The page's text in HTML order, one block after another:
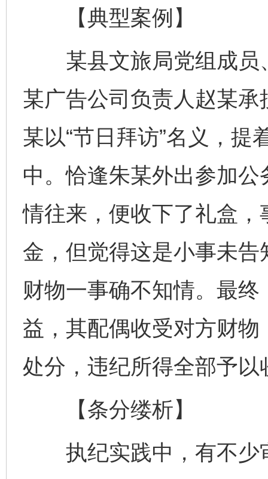
【典型案例】
某县文旅局党组成员
某广告公司负责人赵某
某以“节日拜访”名义，
中。恰逢朱某外出参加
情往来，便收下了礼盒
金，但觉得这是小事未
财物一事确不知情。最
益，其配偶收受对方财
处分，违纪所得全部予以
【条分缕析】
执纪实践中，有不少